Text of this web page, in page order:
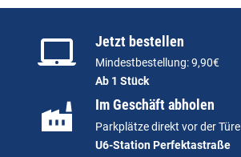
Jetzt bestellen
Mindestbestellung: 9,90€
Ab 1 Stück
Im Geschäft abholen
Parkplätze direkt vor der Türe
U6-Station Perfektastraße